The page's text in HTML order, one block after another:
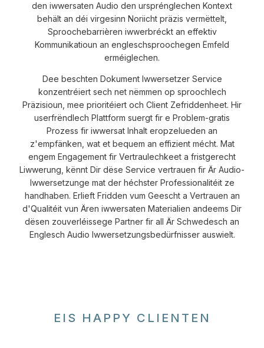
den iwwersaten Audio den ursprénglechen Kontext
behält an déi virgesinn Noriicht präzis vermëttelt,
Sproochebarrièren iwwerbréckt an effektiv
Kommunikatioun an engleschsproochegen Ëmfeld
erméiglechen.
Dee beschten Dokument Iwwersetzer Service
konzentréiert sech net nëmmen op sproochlech
Präzisioun, mee prioritéiert och Client Zefriddenheet. Hir
userfrëndlech Plattform suergt fir e Problem-gratis
Prozess fir iwwersat Inhalt eropzelueden an
z'empfänken, wat et bequem an effizient mécht. Mat
engem Engagement fir Vertraulechkeet a fristgerecht
Liwwerung, kënnt Dir dëse Service vertrauen fir Är Audio-
Iwwersetzunge mat der héchster Professionalitéit ze
handhaben. Erlieft Fridden vum Geescht a Vertrauen an
d'Qualitéit vun Ären iwwersaten Materialien andeems Dir
dësen zouverléissege Partner fir all Är Schwedesch an
Englesch Audio Iwwersetzungsbedürfnisser auswielt.
EIS HAPPY CLIENTEN